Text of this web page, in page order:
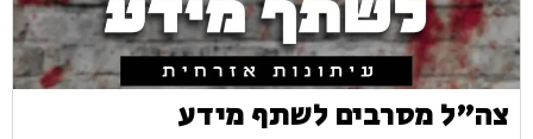
צה"ל מסרבים לשתף מידע